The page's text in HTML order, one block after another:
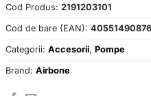
Cod Produs: 2191203101
Cod de bare (EAN):
Categorii: Accesorii, Pompe
Brand: Airbone